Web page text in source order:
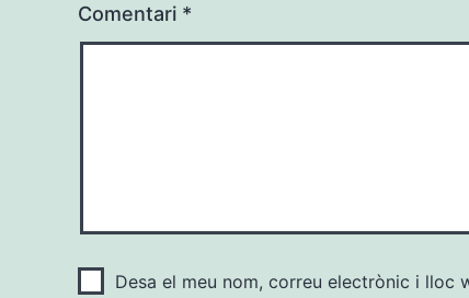
Comentari *
Desa el meu nom, correu electrònic i lloc